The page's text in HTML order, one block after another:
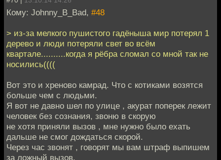
Кому: Johnny_B_Bad, #48
> из-за мелкого пушистого гадёныша мир потерял 1
дерево и люди потеряли свет во всём
квартале..........когда я рёбра сломал со мной так не
носились((((
Вот это и хреново камрад. Что с котиками возятся
больше чем с людьми.
Я вот не давно шел по улице , акурат поперек лежит
человек без сознания, звоню в скорую
не хотя приняли вызов , мне нужно было ехать
дальше не смог дождаться скорой.
Через час звонят , говорят мы вам штраф выпишем
за ложный вызов.